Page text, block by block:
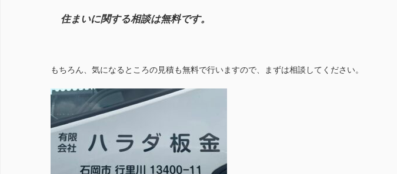
住まいに関する相談は無料です。
もちろん、気になるところの見積も無料で行いますので、まずは相談してください。